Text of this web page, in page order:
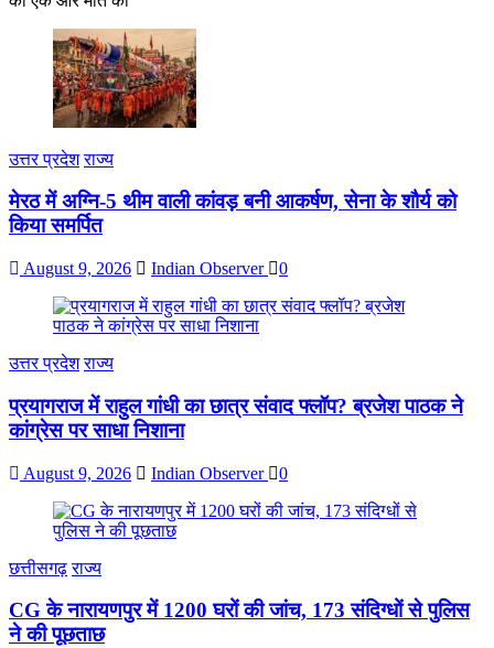
उत्तर प्रदेश राज्य
मेरठ में अग्नि-5 थीम वाली कांवड़ बनी आकर्षण, सेना के शौर्य को
किया समर्पित
August 9, 2026 Indian Observer 0
उत्तर प्रदेश राज्य
प्रयागराज में राहुल गांधी का छात्र संवाद फ्लॉप? ब्रजेश पाठक ने
कांग्रेस पर साधा निशाना
August 9, 2026 Indian Observer 0
छत्तीसगढ़ राज्य
CG के नारायणपुर में 1200 घरों की जांच, 173 संदिग्धों से पुलिस
ने की पूछताछ